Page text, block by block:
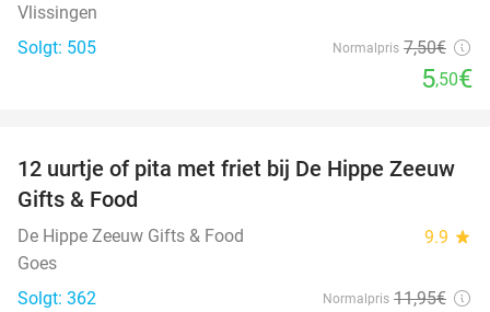
Vlissingen
Solgt: 505
Normalpris 7,50€
5,50€
33%
12 uurtje of pita met friet bij De Hippe Zeeuw
Gifts & Food
De Hippe Zeeuw Gifts & Food 9.9 star
Goes
Solgt: 362
Normalpris 11,95€